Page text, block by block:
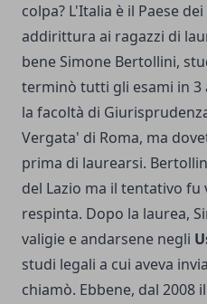
colpa? L'Italia è il Paese
addirittura ai ragazzi di
bene Simone Bertollini,
terminò tutti gli esami in 3
la facoltà di
Vergata' di Roma, ma
prima di laurearsi.
del Lazio ma il tentativo fu
respinta. Dopo la laurea,
valigie e andarsene negli
studi legali a cui aveva
chiamò. Ebbene, dal 2008